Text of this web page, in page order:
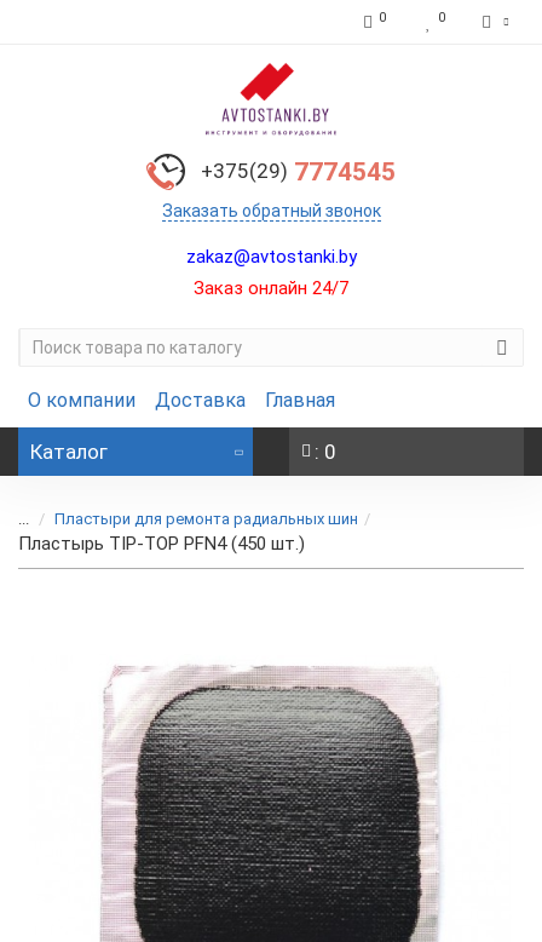
0 0
+375(29) 7774545
Заказать обратный звонок
zakaz@avtostanki.by
Заказ онлайн 24/7
О компании Доставка Главная
Каталог : 0
... Пластыри для ремонта радиальных шин
Пластырь TIP-TOP PFN4 (450 шт.)